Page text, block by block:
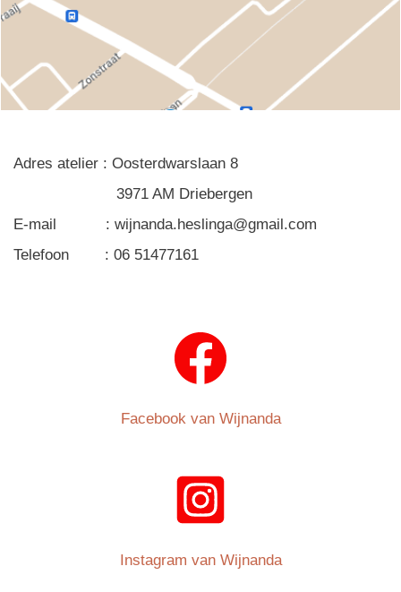
Adres atelier : Oosterdwarslaan 8
3971 AM Driebergen
E-mail : wijnanda.heslinga@gmail.com
Telefoon : 06 51477161
Facebook van Wijnanda
Instagram van Wijnanda